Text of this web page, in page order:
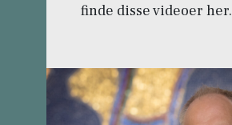
finde disse videoer her.